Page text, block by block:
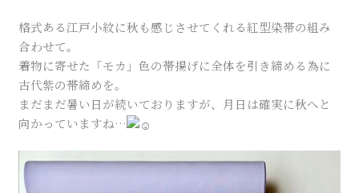
格式ある江戸小紋に秋も感じさせてくれる紅型染帯の組み
合わせて。
着物に寄せた「モカ」色の帯揚げに全体を引き締める為に
古代紫の帯締めを。
まだまだ暑い日が続いておりますが、月日は確実に秋へと
向かっていますね…